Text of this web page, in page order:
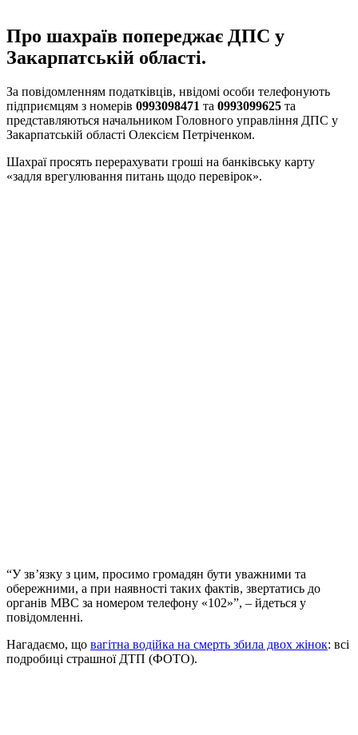
Про шахраїв попереджає ДПС у
Закарпатській області.
За повідомленням податківців, нвідомі особи телефонують
підприємцям з номерів 0993098471 та 0993099625 та
представляються начальником Головного управління ДПС у
Закарпатській області Олексієм Петріченком.
Шахраї просять перерахувати гроші на банківську карту
«задля врегулювання питань щодо перевірок».
“У зв’язку з цим, просимо громадян бути уважними та
обережними, а при наявності таких фактів, звертатись до
органів МВС за номером телефону «102»”, – йдеться у
повідомленні.
Нагадаємо, що вагітна водійка на смерть збила двох жінок: всі
подробиці страшної ДТП (ФОТО).